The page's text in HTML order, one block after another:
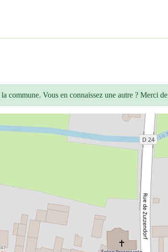
commune. Vous en connaissez une autre ? Merci de